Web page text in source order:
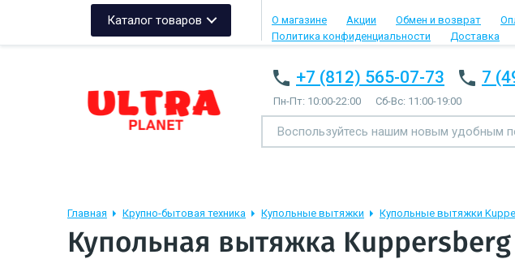
Каталог товаров О магазине Акции Обмен и возврат
Политика конфиденциальности
Доставка
+7 (812) 565-07-73 7
Пн-Пт: 10:00-22:00 Сб-Вс: 11:00-19:00
Главная Крупно-бытовая техника Купольные вытяжки Купольные вытяжки
Купольная вытяжка Kuppersberg